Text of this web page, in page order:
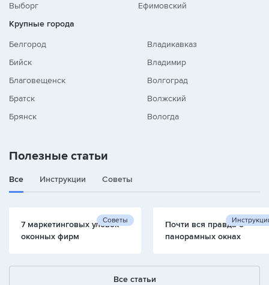
Выборг
Ефимовский
Крупные города
Белгород
Бийск
Благовещенск
Братск
Брянск
Владикавказ
Владимир
Волгоград
Волжский
Вологда
Полезные статьи
Все Инструкции Советы
Советы
7 маркетинговых уловок
оконных фирм
Почти вся правда о
панорамных окнах
Все статьи